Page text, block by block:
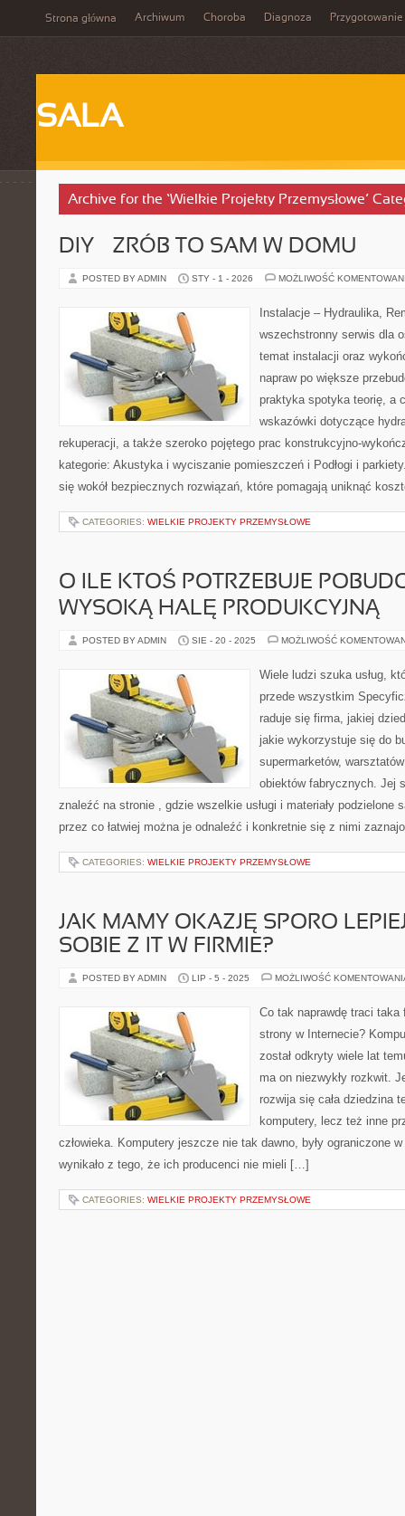
Strona główna Archiwum Choroba Diagnoza Przygotowanie
SALA
Archive for the ‘Wielkie Projekty Przemysłowe’
DIY – ZRÓB TO SAM W DOMU
POSTED BY ADMIN STY - 1 - 2026 MOŻLIWOŚĆ
Instalacje – Hydraulika,
wszechstronny serwis dla
temat instalacji oraz
napraw po większe
praktyka spotyka teorię, a
wskazówki dotyczące
rekuperacji, a także szeroko pojętego prac konstrukcyjno-
kategorie: Akustyka i wyciszanie pomieszczeń i Podłogi i
się wokół bezpiecznych rozwiązań, które pomagają uniknąć
CATEGORIES: WIELKIE PROJEKTY PRZEMYSŁOWE
O ILE KTOŚ POTRZEBUJE
WYSOKĄ HALĘ PRODUKCYJNĄ
POSTED BY ADMIN SIE - 20 - 2025 MOŻLIWOŚĆ
Wiele ludzi szuka usług,
przede wszystkim
raduje się firma, jakiej
jakie wykorzystuje się do
supermarketów,
obiektów fabrycznych. Jej
znaleźć na stronie , gdzie wszelkie usługi i materiały podzielone
przez co łatwiej można je odnaleźć i konkretnie się z nimi
CATEGORIES: WIELKIE PROJEKTY PRZEMYSŁOWE
JAK MAMY OKAZJĘ SPORO
SOBIE Z IT W FIRMIE?
POSTED BY ADMIN LIP - 5 - 2025 MOŻLIWOŚĆ
Co tak naprawdę traci taka
strony w Internecie?
został odkryty wiele lat
ma on niezwykły rozkwit.
rozwija się cała dziedzina
komputery, lecz też inne
człowieka. Komputery jeszcze nie tak dawno, były ograniczone
wynikało z tego, że ich producenci nie mieli […]
CATEGORIES: WIELKIE PROJEKTY PRZEMYSŁOWE